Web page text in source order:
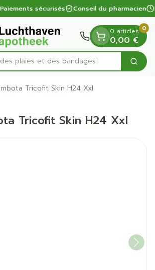
sécurisés Conseil du pharmacien
plaies et des bandages
0 articles
0,00 €
0
Tricofit Skin H24 Xxl
Tricofit Skin H24 Xxl